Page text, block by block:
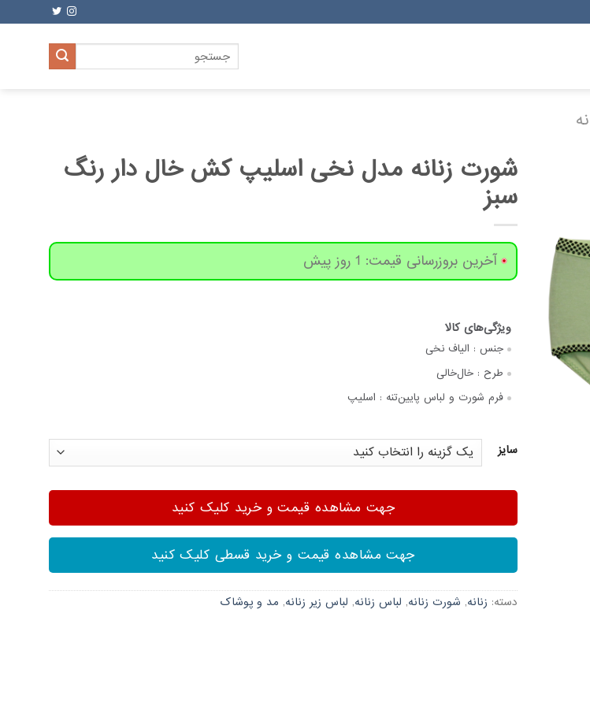
جستجو
برای:
شورت زنانه مدل نخی اسلیپ کش خال دار رنگ
سبز
آخرین بروزرسانی قیمت: 1 روز پیش
جنس : الیاف نخی
طرح : خال‌خالی
فرم شورت و لباس پایین‌تنه : اسلیپ
سایز
جهت مشاهده قیمت و خرید کلیک کنید
جهت مشاهده قیمت و خرید قسطی کلیک کنید
دسته: زنانه, شورت زنانه, لباس زنانه, لباس زیر زنانه, مد و پوشاک